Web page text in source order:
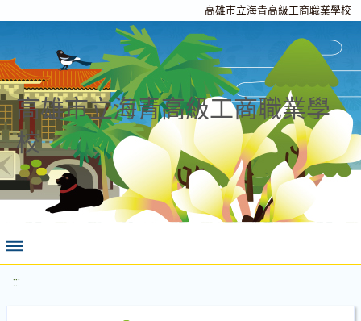
高雄市立海青高級工商職業學校
高雄市立海青高級工商職業學
校
:::